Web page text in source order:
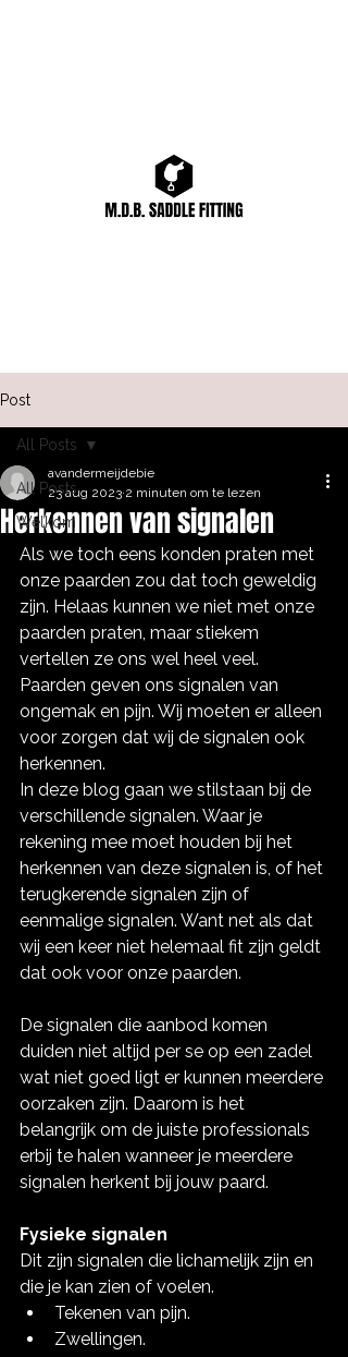
Post
All Posts
Welkom
All Posts
Herkennen van signalen
avandermeijdebie
23 aug 2023 2 minuten om te lezen
Als we toch eens konden praten met
onze paarden zou dat toch geweldig
zijn. Helaas kunnen we niet met onze
paarden praten, maar stiekem
vertellen ze ons wel heel veel.
Paarden geven ons signalen van
ongemak en pijn. Wij moeten er alleen
voor zorgen dat wij de signalen ook
herkennen.
In deze blog gaan we stilstaan bij de
verschillende signalen. Waar je
rekening mee moet houden bij het
herkennen van deze signalen is, of het
terugkerende signalen zijn of
eenmalige signalen. Want net als dat
wij een keer niet helemaal fit zijn geldt
dat ook voor onze paarden.
De signalen die aanbod komen
duiden niet altijd per se op een zadel
wat niet goed ligt er kunnen meerdere
oorzaken zijn. Daarom is het
belangrijk om de juiste professionals
erbij te halen wanneer je meerdere
signalen herkent bij jouw paard.
Fysieke signalen
Dit zijn signalen die lichamelijk zijn en
die je kan zien of voelen.
Tekenen van pijn.
Zwellingen.